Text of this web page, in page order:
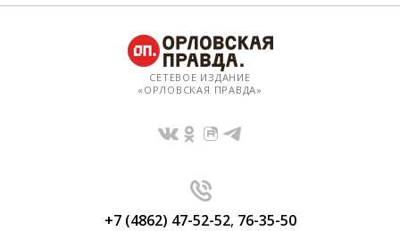
СЕТЕВОЕ ИЗДАНИЕ
«ОРЛОВСКАЯ ПРАВДА»
+7 (4862) 47-52-52, 76-35-50